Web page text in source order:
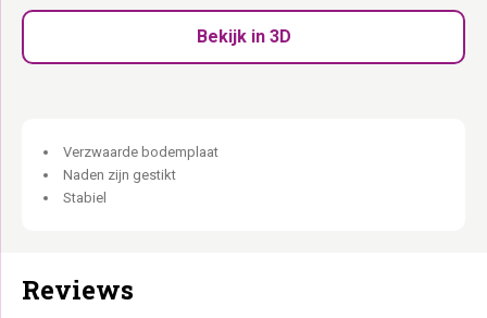
Zwart sisaltapijt, extra zwaar verlijmd:
uitkijkpost.
Staat als een ton. Omdat hij dat is.
Bekijk in 3D
Verzwaarde bodemplaat
Naden zijn gestikt
Stabiel
Reviews